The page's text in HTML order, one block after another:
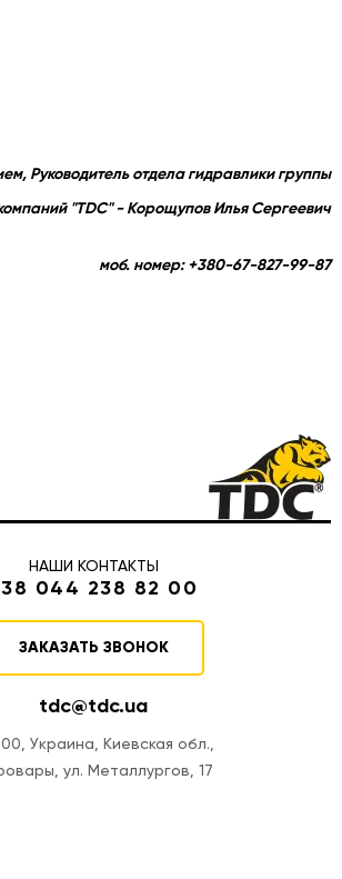
Руководитель отдела гидравлики группы
"TDC" - Корощупов Илья Сергеевич
моб. номер: +380-67-827-99-87
НАШИ КОНТАКТЫ
044 238 82 00
ЗАКАЗАТЬ ЗВОНОК
tdc@tdc.ua
Украина, Киевская обл.,
ул. Металлургов, 17